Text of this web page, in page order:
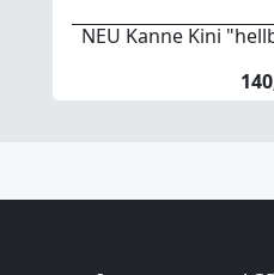
NEU Kanne Kini